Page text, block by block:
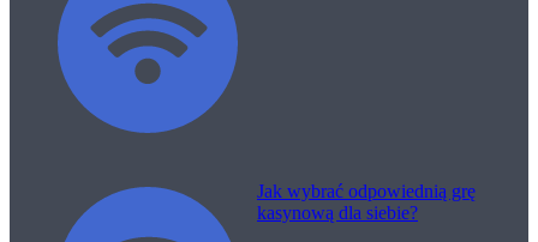
Jak wybrać odpowiednią grę
kasynową dla siebie?